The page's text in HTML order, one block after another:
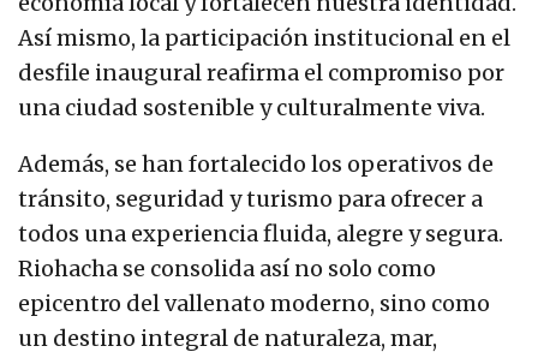
Así mismo, la participación institucional en el
desfile inaugural reafirma el compromiso por
una ciudad sostenible y culturalmente viva.
Además, se han fortalecido los operativos de
tránsito, seguridad y turismo para ofrecer a
todos una experiencia fluida, alegre y segura.
Riohacha se consolida así no solo como
epicentro del vallenato moderno, sino como
un destino integral de naturaleza, mar,